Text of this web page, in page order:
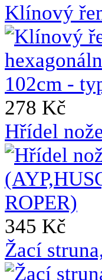
Klínový
278 Kč
Hřídel
345 Kč
Žací